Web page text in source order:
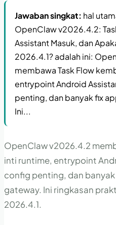
Jawaban singkat: hal
OpenClaw v2026.4.2:
Assistant Masuk, dan
2026.4.1? adalah ini:
membawa Task Flow
entrypoint Android
penting, dan banyak fix
Ini...
OpenClaw v2026.4.2
inti runtime, entrypoint
config penting, dan
gateway. Ini ringkasan
2026.4.1.